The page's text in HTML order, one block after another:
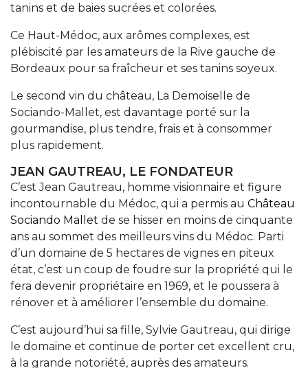
tanins et de baies sucrées et colorées.
Ce Haut-Médoc, aux arômes complexes, est
plébiscité par les amateurs de la Rive gauche de
Bordeaux pour sa fraîcheur et ses tanins soyeux.
Le second vin du château, La Demoiselle de
Sociando-Mallet, est davantage porté sur la
gourmandise, plus tendre, frais et à consommer
plus rapidement.
JEAN GAUTREAU, LE FONDATEUR
C’est Jean Gautreau, homme visionnaire et figure
incontournable du Médoc, qui a permis au Château
Sociando Mallet de se hisser en moins de cinquante
ans au sommet des meilleurs vins du Médoc. Parti
d’un domaine de 5 hectares de vignes en piteux
état, c’est un coup de foudre sur la propriété qui le
fera devenir propriétaire en 1969, et le poussera à
rénover et à améliorer l’ensemble du domaine.
C’est aujourd’hui sa fille, Sylvie Gautreau, qui dirige
le domaine et continue de porter cet excellent cru,
à la grande notoriété, auprès des amateurs.